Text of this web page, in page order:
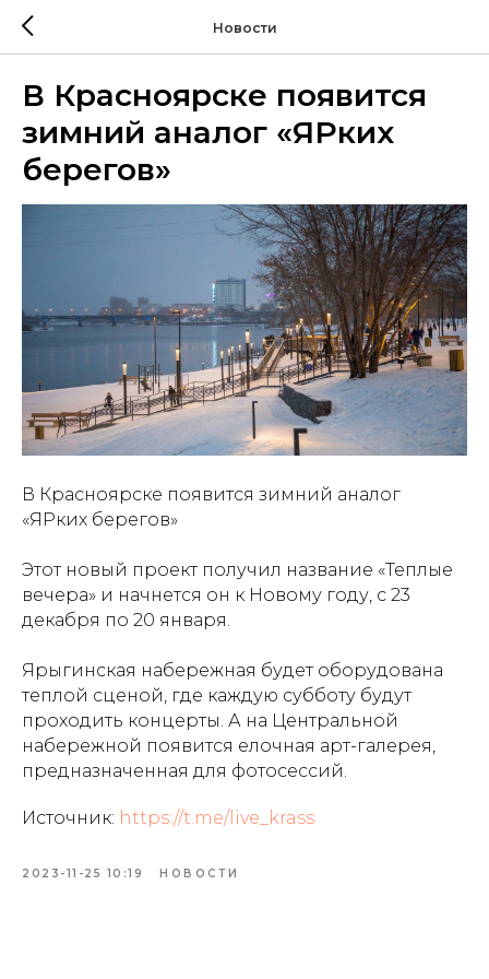
Новости
В Красноярске появится
зимний аналог «ЯРких
берегов»
В Красноярске появится зимний аналог
«ЯРких берегов»
Этот новый проект получил название «Теплые
вечера» и начнется он к Новому году, с 23
декабря по 20 января.
Ярыгинская набережная будет оборудована
теплой сценой, где каждую субботу будут
проходить концерты. А на Центральной
набережной появится елочная арт-галерея,
предназначенная для фотосессий.
Источник: https://t.me/live_krass
2023-11-25 10:19 НОВОСТИ